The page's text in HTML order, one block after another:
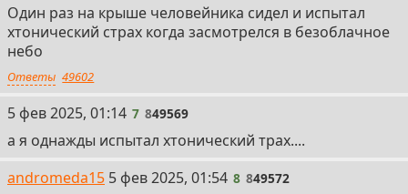
Один раз на крыше человейника сидел и испытал
хтонический страх когда засмотрелся в безоблачное
небо
Ответы 49602
7
5 фев 2025, 01:14 7 849569
а я однажды испытал хтонический трах....
andromeda15 8
5 фев 2025, 01:54 8 849572